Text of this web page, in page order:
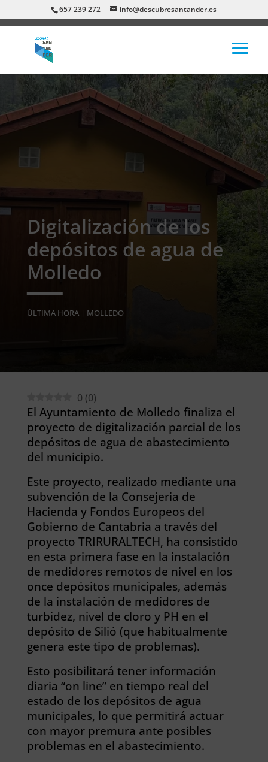
657 239 272 info@descubresantander.es
Digitalización de los
depósitos de agua de
Molledo
ÚLTIMA HORA| MOLLEDO
0 (0)
El Ayuntamiento de Molledo finaliza el
proyecto de digitalización parcial de los
depósitos de agua de abastecimiento
del municipio.
Este proyecto, realizado mediante una
subvención de la Consejeria de
Hacienda y Fondos Europeos del
Gobierno de Cantabria a través del
proyecto TRIRURALTECH, ha consistido
en esta primera fase en la instalación
de medidores remotos de nivel en los
once depósitos municipales, además
de la instalación de medidores de
turbidez, nivel de cloro y PH en el
depósito de Silió (que habitualmente
genera este tipo de problemas).
Esto posibilitará tener información
diaria “on line” en tiempo real del
estado de los depósitos de agua
municipales, lo que permitirá actuar
con mayor premura ante posibles
problemas en el abastecimiento.